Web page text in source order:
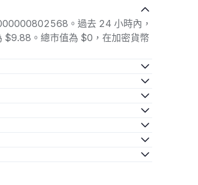
。過去 24 小時內，
。總市值為 $0，在加密貨幣